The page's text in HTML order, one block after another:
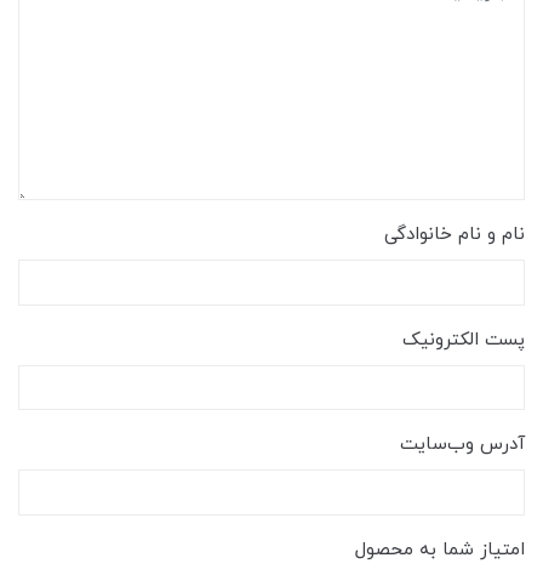
نام و نام خانوادگی
پست الکترونیک
آدرس وب‌سایت
امتیاز شما به محصول